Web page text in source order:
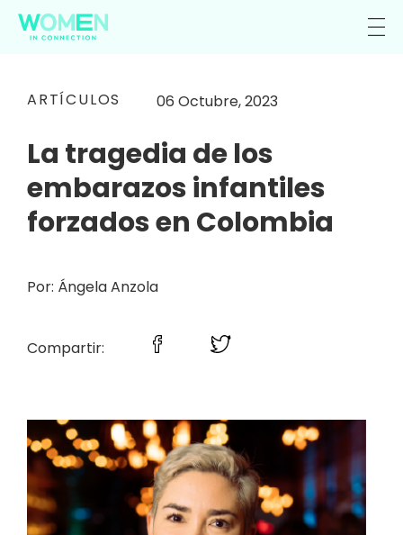
ARTÍCULOS 06 Octubre, 2023
La tragedia de los
embarazos infantiles
forzados en Colombia
Por: Ángela Anzola
Compartir: